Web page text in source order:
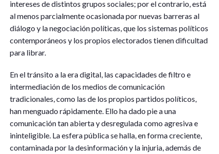
intereses de distintos grupos sociales; por el contrario, está
al menos parcialmente ocasionada por nuevas barreras al
diálogo y la negociación políticas, que los sistemas políticos
contemporáneos y los propios electorados tienen dificultad
para librar.
En el tránsito a la era digital, las capacidades de filtro e
intermediación de los medios de comunicación
tradicionales, como las de los propios partidos políticos,
han menguado rápidamente. Ello ha dado pie a una
comunicación tan abierta y desregulada como agresiva e
ininteligible. La esfera pública se halla, en forma creciente,
contaminada por la desinformación y la injuria, además de